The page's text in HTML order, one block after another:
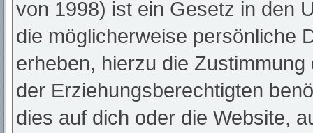
von 1998) ist ein Gesetz in den
die möglicherweise persönliche
erheben, hierzu die
der Erziehungsberechtigten
dies auf dich oder die Website,